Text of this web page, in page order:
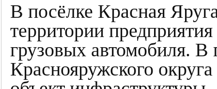
В посёлке Красная
территории
грузовых автомобиля. В
Краснояружского